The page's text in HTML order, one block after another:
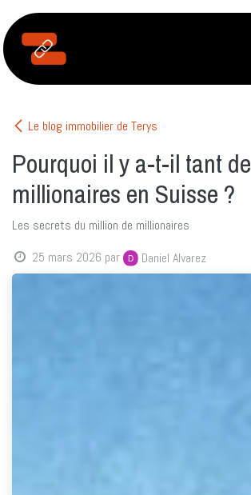
Se rendre au contenu
Le blog immobilier de Terys
Pourquoi il y a-t-il tant de
millionaires en Suisse ?
Les secrets du million de millionaires
25 mars 2026 par Daniel Alvarez